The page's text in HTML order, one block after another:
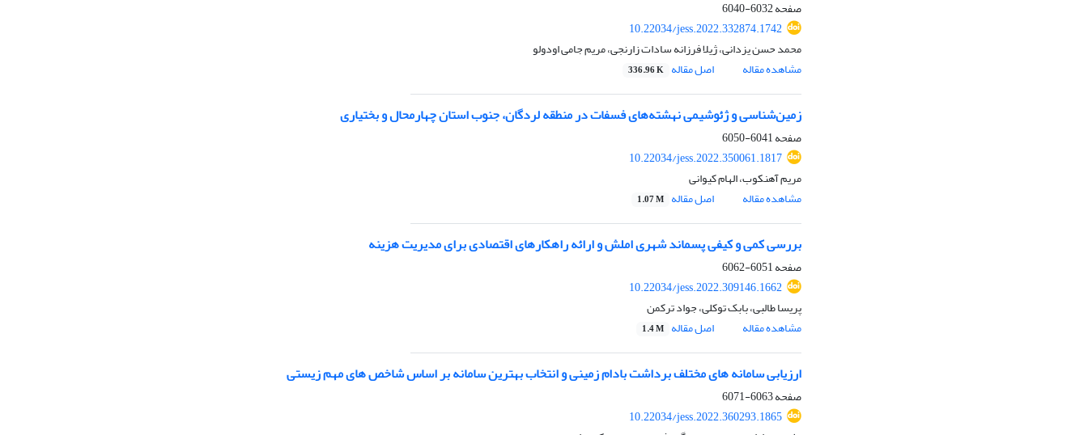
صفحه6032-6040
10.22034/jess.2022.332874.1742
محمد حسن یزدانی، ژیلا فرزانه سادات زارنجی، مریم جامی اودولو
مشاهده مقاله
اصل مقاله 336.96 K
زمین‌شناسی و ژئوشیمی نهشته‌های فسفات در منطقه لردگان، جنوب استان چهارمحال و بختیاری
صفحه6041-6050
10.22034/jess.2022.350061.1817
مریم آهنکوب، الهام کیوانی
مشاهده مقاله
اصل مقاله 1.07 M
بررسی کمی و کیفی پسماند شهری املش و ارائه راهکارهای اقتصادی برای مدیریت هزینه
صفحه6051-6062
10.22034/jess.2022.309146.1662
پریسا طالبی، بابک توکلی، جواد ترکمن
مشاهده مقاله
اصل مقاله 1.4 M
ارزیابی سامانه های مختلف برداشت بادام زمینی و انتخاب بهترین سامانه بر اساس شاخص های مهم زیستی
صفحه6063-6071
10.22034/jess.2022.360293.1865